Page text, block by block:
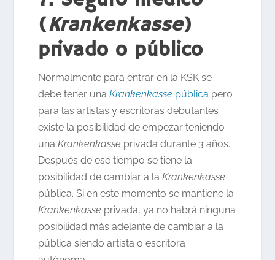
(Krankenkasse)
privado o público
Normalmente para entrar en la KSK se
debe tener unaKrankenkasse pública pero
para las artistas y escritoras debutantes
existe la posibilidad de empezar teniendo
unaKrankenkasse privada durante 3 años.
Después de ese tiempo se tiene la
posibilidad de cambiar a laKrankenkasse
pública. Si en este momento se mantiene la
Krankenkasse privada, ya no habrá ninguna
posibilidad más adelante de cambiar a la
pública siendo artista o escritora